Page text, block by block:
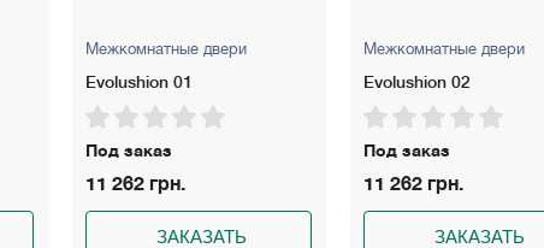
Межкомнатные двери
Evolushion 02
Под заказ
11 262 грн.
ЗАКАЗАТЬ
Межкомнатные двери
Millenium ML-11
Под заказ
6 500 грн.
ЗАКАЗАТЬ